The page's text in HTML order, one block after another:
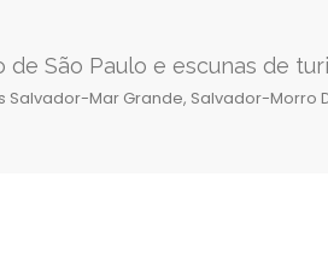
de São Paulo e escunas de
Salvador-Mar Grande, Salvador-Morro